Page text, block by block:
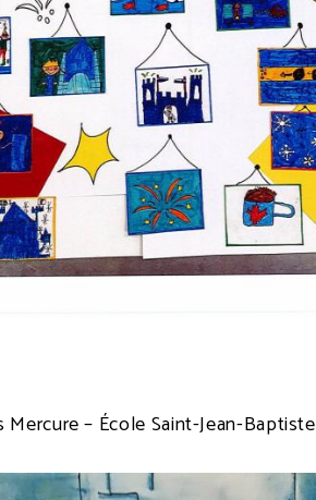
Mercure – École Saint-Jean-Baptiste